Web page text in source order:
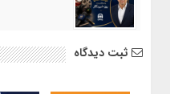
ثبت دیدگاه